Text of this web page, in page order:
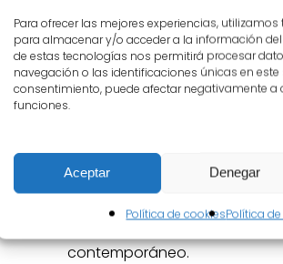
Para ofrecer las mejores experiencias,
para almacenar y/o acceder a la información
de estas tecnologías nos permitirá procesar
navegación o las identificaciones únicas en este
consentimiento, puede afectar negativamente a
funciones.
Aceptar Denegar
Política de cookiesPolítica
El presente Taller de
en realidad el umbral del
intervenciones actorales y
teatro áureo.
Los títulos de tales obras
Bio José Sanchis Sinisterra
Dramaturgo medular,
de maestros. Es uno de los
contemporáneo.